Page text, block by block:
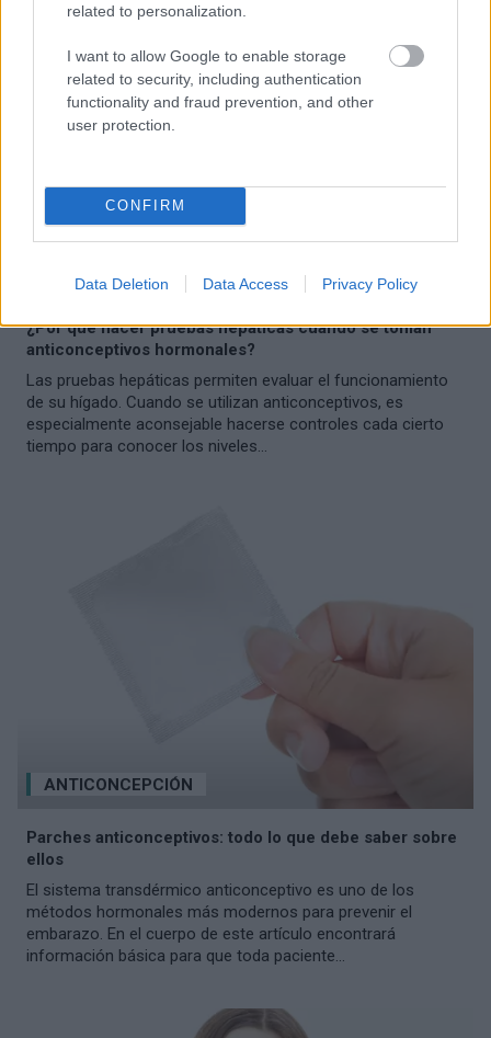
related to personalization.
I want to allow Google to enable storage
related to security, including authentication
functionality and fraud prevention, and other
user protection.
CONFIRM
Data Deletion Data Access Privacy Policy
ANTICONCEPCIÓN
¿Por qué hacer pruebas hepáticas cuando se toman
anticonceptivos hormonales?
Las pruebas hepáticas permiten evaluar el funcionamiento
de su hígado. Cuando se utilizan anticonceptivos, es
especialmente aconsejable hacerse controles cada cierto
tiempo para conocer los niveles...
ANTICONCEPCIÓN
Parches anticonceptivos: todo lo que debe saber sobre
ellos
El sistema transdérmico anticonceptivo es uno de los
métodos hormonales más modernos para prevenir el
embarazo. En el cuerpo de este artículo encontrará
información básica para que toda paciente...